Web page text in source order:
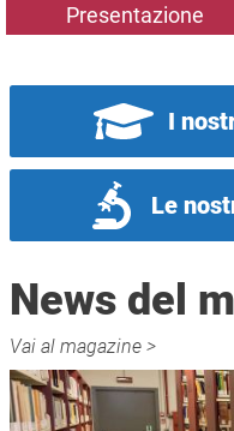
Presentazione
I
Le
Vai al magazine >
News del